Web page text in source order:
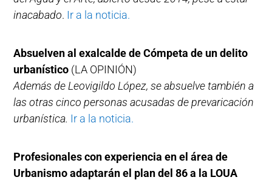
inacabado. Ir a la noticia.
Absuelven al exalcalde de Cómpeta de un delito
urbanístico (LA OPINIÓN)
Además de Leovigildo López, se absuelve también a
las otras cinco personas acusadas de prevaricación
urbanística. Ir a la noticia.
Profesionales con experiencia en el área de
Urbanismo adaptarán el plan del 86 a la LOUA